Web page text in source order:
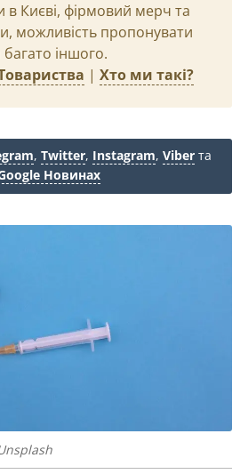
в Києві, фірмовий мерч та
можливість пропонувати
багато іншого.
| Хто ми такі?
, Twitter, Instagram, Viber та
Новинах